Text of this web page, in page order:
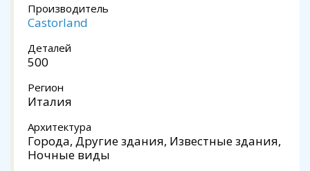
Производитель
Castorland
Деталей
500
Регион
Италия
Архитектура
Города, Другие здания, Известные здания,
Ночные виды